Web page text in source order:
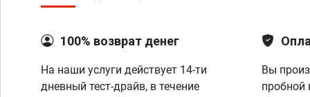
100% возврат денег
На наши услуги действует 14-ти
дневный тест-драйв, в течение
Вы
пробной